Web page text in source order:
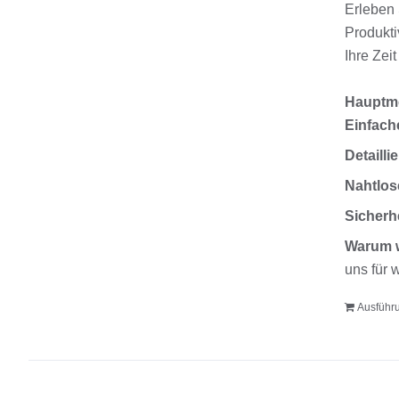
Erleben
Ihre
Warum
uns für